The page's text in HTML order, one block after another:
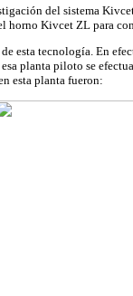
del sistema
horno Kivcet ZL para
esta tecnología. En
planta piloto se
esta planta fueron: